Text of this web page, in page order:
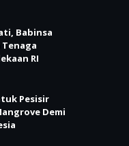
Babinsa
RI
Pesisir
Demi